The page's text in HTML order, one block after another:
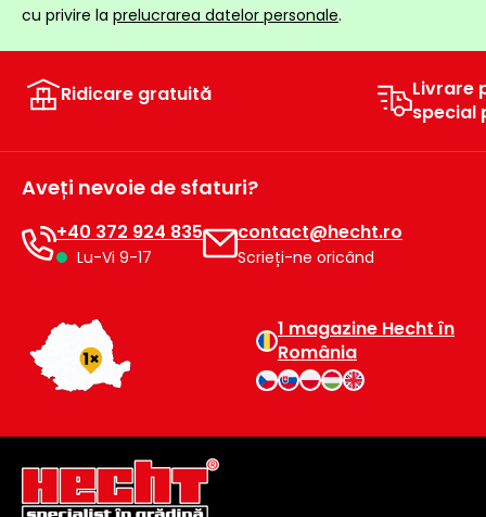
cu privire la prelucrarea datelor personale.
Ridicare gratuită
Livrare
special
Aveți nevoie de sfaturi?
+40 372 924 835
Lu-Vi 9-17
contact@hecht.ro
Scrieți-ne oricând
1 magazine Hecht în
România